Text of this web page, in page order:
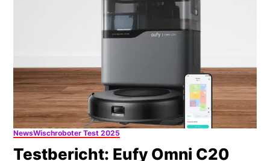
NewsWischroboter Test 2025
Testbericht: Eufy Omni C20